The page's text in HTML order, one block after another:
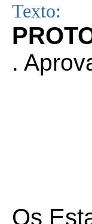
Texto:
.
Os